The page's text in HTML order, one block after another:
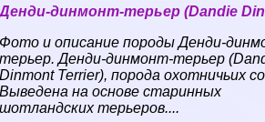
Денди-динмонт-терьер (Dandie
Фото и описание породы Денди-
терьер. Денди-динмонт-терьер
Dinmont Terrier), порода охотничьих
Выведена на основе старинных
шотландских терьеров....